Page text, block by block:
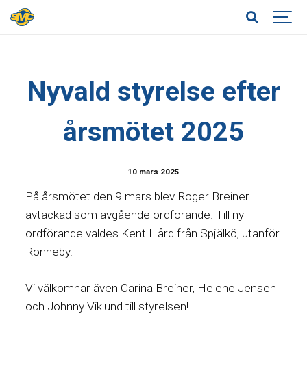
Nyvald styrelse efter
årsmötet 2025
10 mars 2025
På årsmötet den 9 mars blev Roger Breiner
avtackad som avgående ordförande. Till ny
ordförande valdes Kent Hård från Spjälkö, utanför
Ronneby.
Vi välkomnar även Carina Breiner, Helene Jensen
och Johnny Viklund till styrelsen!